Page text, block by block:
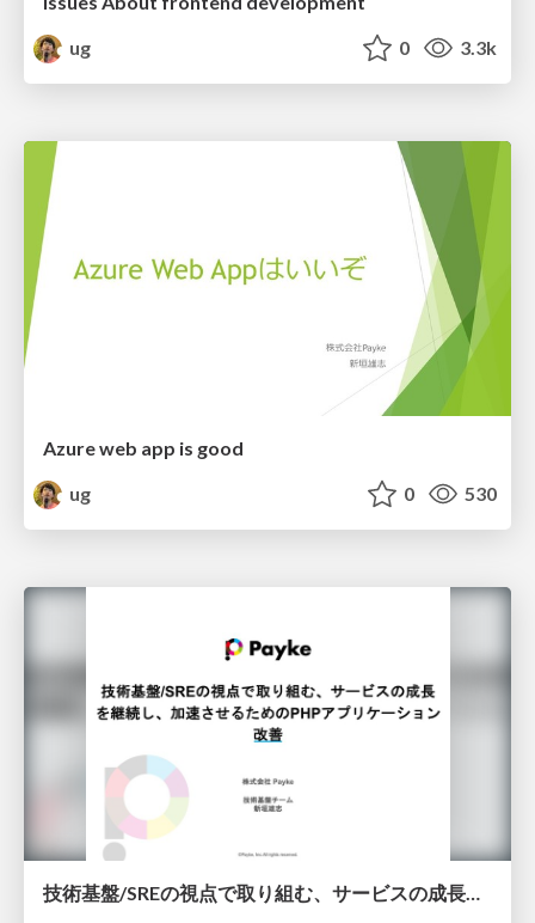
ug
0 3.3k
Azure web app is good
ug
0 530
技術基盤/SREの視点で取り組む、サービスの成長を継続し、加速させるためのPHPアプリケーション改善